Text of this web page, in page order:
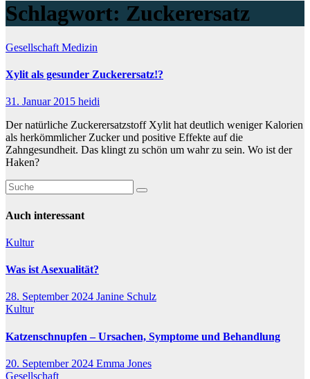
Schlagwort: Zuckerersatz
Gesellschaft Medizin
Xylit als gesunder Zuckerersatz!?
31. Januar 2015 heidi
Der natürliche Zuckerersatzstoff Xylit hat deutlich weniger Kalorien
als herkömmlicher Zucker und positive Effekte auf die
Zahngesundheit. Das klingt zu schön um wahr zu sein. Wo ist der
Haken?
Auch interessant
Kultur
Was ist Asexualität?
28. September 2024 Janine Schulz
Kultur
Katzenschnupfen – Ursachen, Symptome und Behandlung
20. September 2024 Emma Jones
Gesellschaft